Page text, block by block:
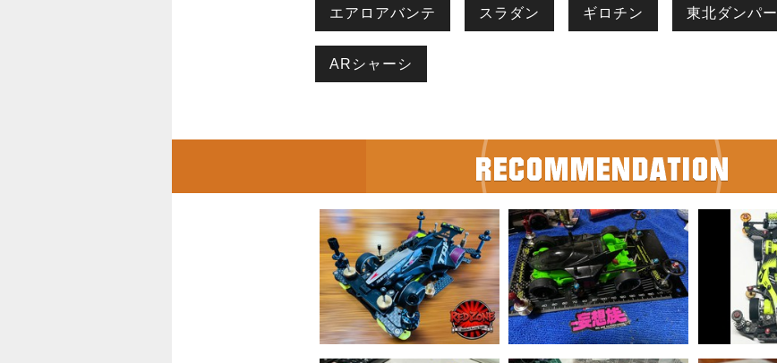
エアロアバンテ スラダン ギロチン 東北ダンパー
ARシャーシ